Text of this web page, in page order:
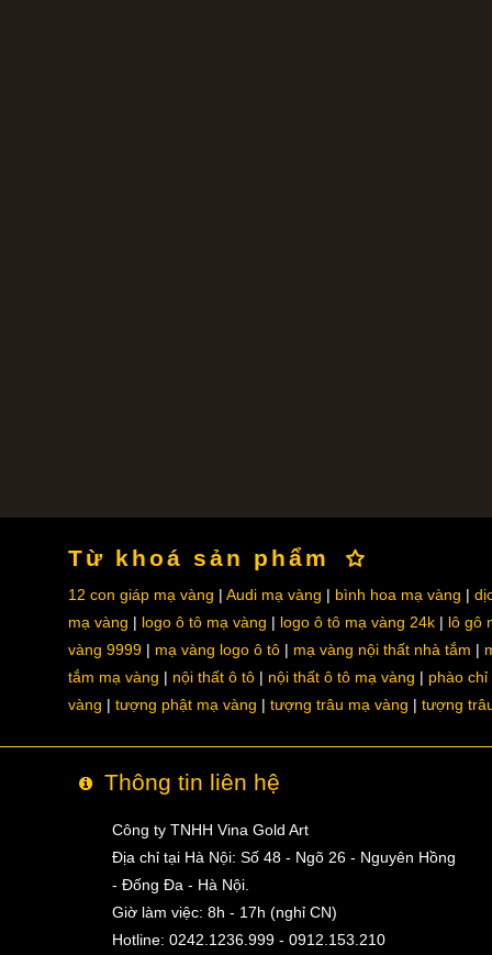
Từ khoá sản phẩm
12 con giáp mạ vàng Audi mạ vàng bình hoa mạ vàng
mạ vàng
logo ô tô mạ vàng logo ô tô mạ vàng 24k
lô gô
vàng 9999
mạ vàng logo ô tô mạ vàng nội thất nhà tắm
tắm mạ vàng
nội thất ô tô nội thất ô tô mạ vàng
phào chỉ
vàng
tượng phật mạ vàng tượng trâu mạ vàng tượng
Thông tin liên hệ
Công ty TNHH Vina Gold Art
Địa chỉ tại Hà Nội: Số 48 - Ngõ 26 - Nguyên Hồng
- Đống Đa - Hà Nội.
Giờ làm việc: 8h - 17h (nghỉ CN)
Hotline: 0242.1236.999 - 0912.153.210